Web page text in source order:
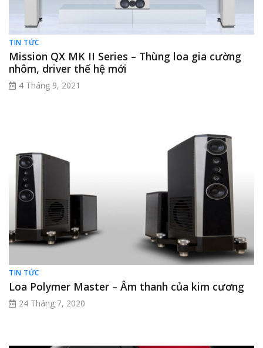
TIN TỨC
Mission QX MK II Series – Thùng loa gia cường
nhôm, driver thế hệ mới
4 Tháng 9, 2021
TIN TỨC
Loa Polymer Master – Âm thanh của kim cương
24 Tháng 7, 2020